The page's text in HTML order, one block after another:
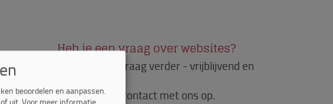
Heb je een vraag over websites?
Wij helpen je graag verder - vrijblijvend en
Neem gerust contact met ons op.
beoordelen en aanpassen.
uit. Voor meer informatie